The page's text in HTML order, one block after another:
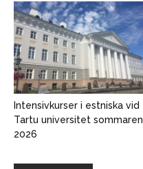
Intensivkurser i estniska vid
Tartu universitet sommaren
2026